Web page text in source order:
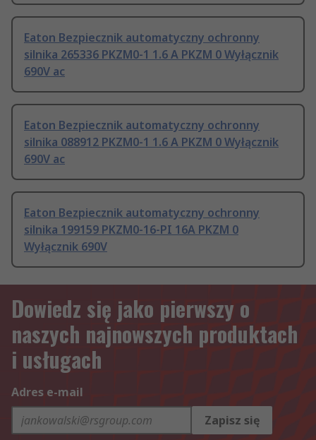
Eaton Bezpiecznik automatyczny ochronny
silnika 265336 PKZM0-1 1.6 A PKZM 0 Wyłącznik
690V ac
Eaton Bezpiecznik automatyczny ochronny
silnika 088912 PKZM0-1 1.6 A PKZM 0 Wyłącznik
690V ac
Eaton Bezpiecznik automatyczny ochronny
silnika 199159 PKZM0-16-PI 16A PKZM 0
Wyłącznik 690V
Dowiedz się jako pierwszy o
naszych najnowszych produktach
i usługach
Adres e-mail
Zapisz się